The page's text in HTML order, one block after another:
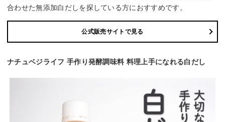
合わせた無添加白だしを探している方におすすめです。
公式販売サイトで見る
ナチュベジライフ 手作り発酵調味料 料理上手になれる白だし